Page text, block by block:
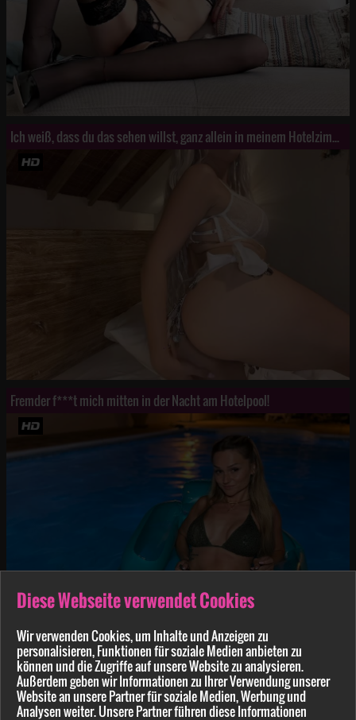
Diese Webseite verwendet Cookies
Wir verwenden Cookies, um Inhalte und Anzeigen zu
personalisieren, Funktionen für soziale Medien anbieten zu
können und die Zugriffe auf unsere Website zu analysieren.
Außerdem geben wir Informationen zu Ihrer Verwendung unserer
Website an unsere Partner für soziale Medien, Werbung und
Analysen weiter. Unsere Partner führen diese Informationen
Ich weiß, dass du das sehen willst, ganz allein in meinem Hotelzimmer, und ich kann einfach nicht a
Fremder f***t mich mitten in der Nacht am Hotelpool!
ANGEBOT